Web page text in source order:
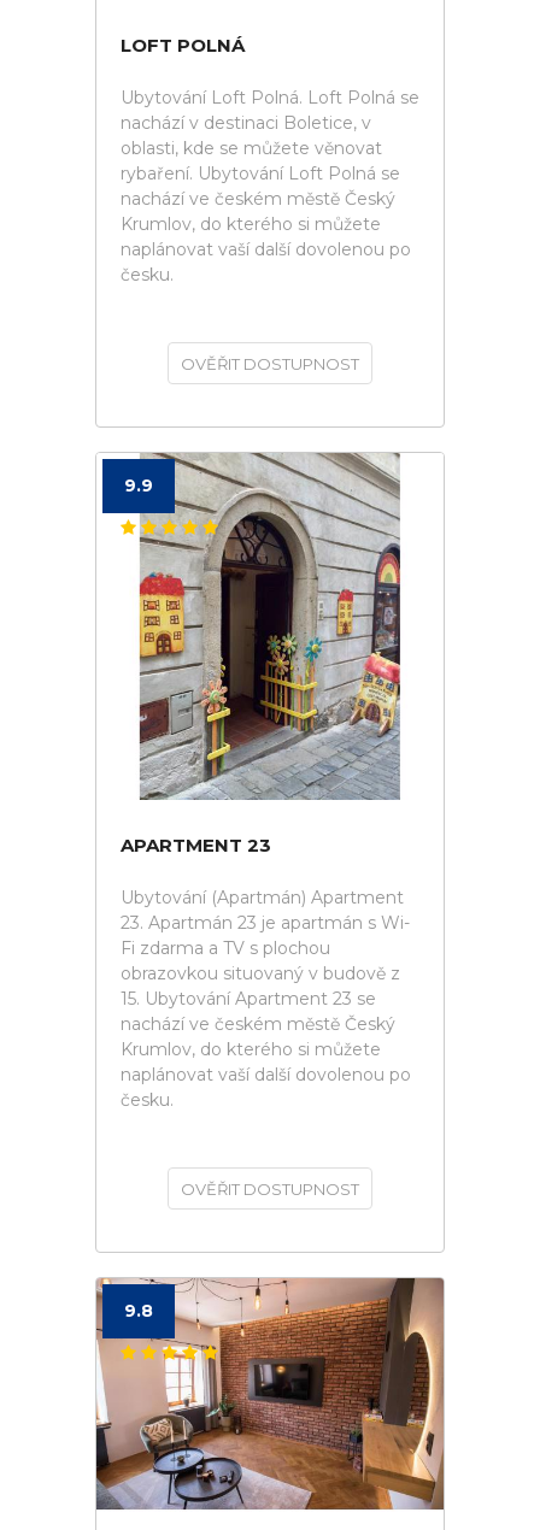
LOFT POLNÁ
Ubytování Loft Polná. Loft Polná se
nachází v destinaci Boletice, v
oblasti, kde se můžete věnovat
rybaření. Ubytování Loft Polná se
nachází ve českém městě Český
Krumlov, do kterého si můžete
naplánovat vaší další dovolenou po
česku.
OVĚŘIT DOSTUPNOST
9.9
APARTMENT 23
Ubytování (Apartmán) Apartment
23. Apartmán 23 je apartmán s Wi-
Fi zdarma a TV s plochou
obrazovkou situovaný v budově z
15. Ubytování Apartment 23 se
nachází ve českém městě Český
Krumlov, do kterého si můžete
naplánovat vaší další dovolenou po
česku.
OVĚŘIT DOSTUPNOST
9.8